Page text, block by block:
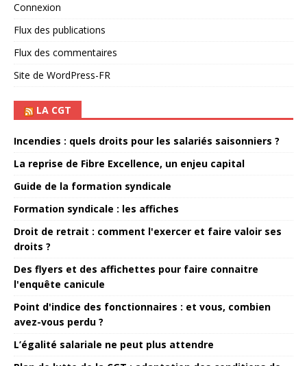
Connexion
Flux des publications
Flux des commentaires
Site de WordPress-FR
LA CGT
Incendies : quels droits pour les salariés saisonniers ?
La reprise de Fibre Excellence, un enjeu capital
Guide de la formation syndicale
Formation syndicale : les affiches
Droit de retrait : comment l'exercer et faire valoir ses
droits ?
Des flyers et des affichettes pour faire connaitre
l'enquête canicule
Point d'indice des fonctionnaires : et vous, combien
avez-vous perdu ?
L’égalité salariale ne peut plus attendre